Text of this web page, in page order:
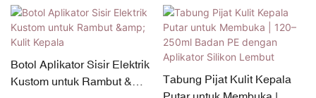
Botol Aplikator Sisir Elektrik
Kustom untuk Rambut &
Tabung Pijat Kulit Kepala